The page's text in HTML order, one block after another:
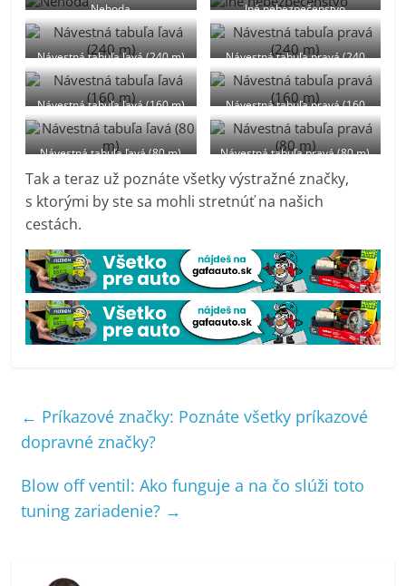
Nehoda
Iné nebezpečenstvo
Návestná tabuľa ľavá (240 m)
Návestná tabuľa pravá (240
m)
Návestná tabuľa ľavá (160 m)
Návestná tabuľa pravá (160
m)
Návestná tabuľa ľavá (80 m) Návestná tabuľa pravá (80 m)
Tak a teraz už poznáte všetky výstražné značky,
s ktorými by ste sa mohli stretnúť na našich
cestách.
← Príkazové značky: Poznáte všetky príkazové
dopravné značky?
Blow off ventil: Ako funguje a na čo slúži toto
tuning zariadenie? →